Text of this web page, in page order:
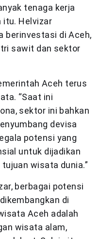
tenaga kerja
itu. Helvizar
berinvestasi di Aceh,
sawit dan sektor
Aceh terus
“Saat ini
sektor ini bahkan
devisa
potensi yang
untuk dijadikan
wisata dunia.”
berbagai potensi
di
Aceh adalah
wisata alam,